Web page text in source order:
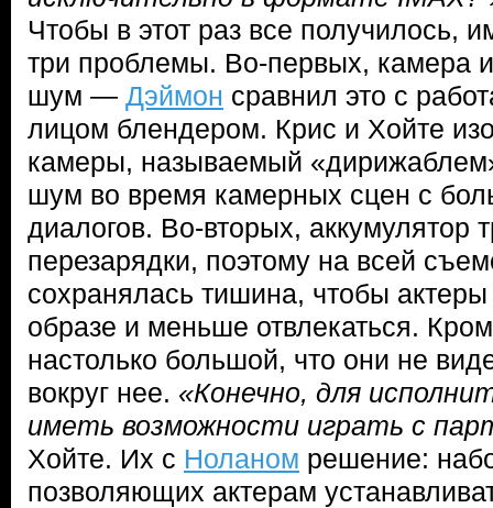
Чтобы в этот раз все получилось,
три проблемы. Во-первых, камера
шум — Дэймон сравнил это с
лицом блендером. Крис и Хойте
камеры, называемый
шум во время камерных сцен с
диалогов. Во-вторых, аккумулятор
перезарядки, поэтому на всей
сохранялась тишина, чтобы актеры
образе и меньше отвлекаться.
настолько большой, что они не
вокруг нее. «Конечно, для
иметь возможности играть с
Хойте. Их с Ноланом решение:
позволяющих актерам